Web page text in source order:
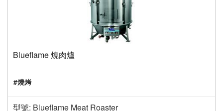
Blueflame 燒肉爐
#燒烤
型號: Blueflame Meat Roaster